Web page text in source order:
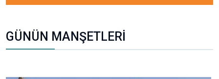
GÜNÜN MANŞETLERİ